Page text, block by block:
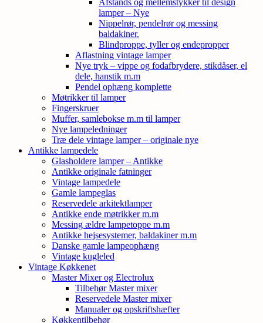
lamper – Nye
Nippelrør, pendelrør og messing
baldakiner.
Blindproppe, tyller og endepropper
Aflastning vintage lamper
Nye tryk – vippe og fodafbrydere, stikdåser, el
dele, hanstik m.m
Pendel ophæng komplette
Møtrikker til lamper
Fingerskruer
Muffer, samlebokse m.m til lamper
Nye lampeledninger
Træ dele vintage lamper – originale nye
Antikke lampedele
Glasholdere lamper – Antikke
Antikke originale fatninger
Vintage lampedele
Gamle lampeglas
Reservedele arkitektlamper
Antikke ende møtrikker m.m
Messing ældre lampetoppe m.m
Antikke hejsesystemer, baldakiner m.m
Danske gamle lampeophæng
Vintage kugleled
Vintage Køkkenet
Master Mixer og Electrolux
Tilbehør Master mixer
Reservedele Master mixer
Manualer og opskriftshæfter
Køkkentilbehør